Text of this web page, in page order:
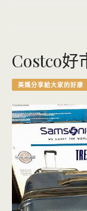
Costco好
美媽分享給大家的好康